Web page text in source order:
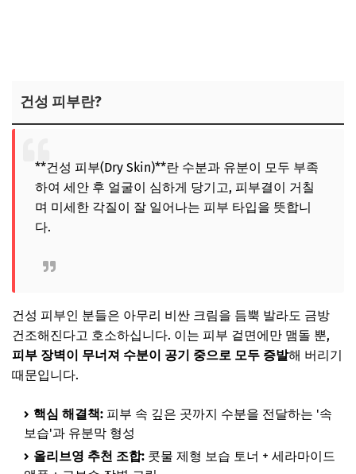
건성 피부란?
**건성 피부(Dry Skin)**란 수분과 유분이 모두 부족
하여 세안 후 얼굴이 심하게 당기고, 피부결이 거칠
며 미세한 각질이 잘 일어나는 피부 타입을 뜻합니
다.
건성 피부인 분들은 아무리 비싼 크림을 듬뿍 발라도 금방
건조해진다고 호소하십니다. 이는 피부 겉면에만 맴돌 뿐,
피부 장벽이 무너져 수분이 공기 중으로 모두 증발해 버리기
때문입니다.
핵심 해결책: 피부 속 깊은 곳까지 수분을 전달하는 '속
보습'과 유분막 형성
올리브영 추천 조합: 콧물 제형 보습 토너 + 세라마이드